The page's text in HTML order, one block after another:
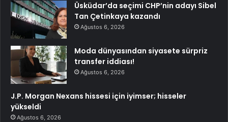
Üsküdar’da seçimi CHP’nin adayı Sibel
Tan Çetinkaya kazandı
Ağustos 6, 2026
Moda dünyasından siyasete sürpriz
transfer iddiası!
Ağustos 6, 2026
J.P. Morgan Nexans hissesi için iyimser; hisseler
yükseldi
Ağustos 6, 2026